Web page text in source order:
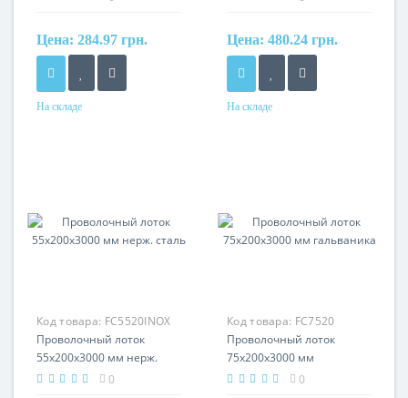
Цена: 284.97 грн.
На складе
Цена: 480.24 грн.
На складе
Код товара: FC5520INOX
Проволочный лоток
55х200х3000 мм нерж.
сталь
0
Код товара: FC7520
Проволочный лоток
75х200х3000 мм
гальваника
0